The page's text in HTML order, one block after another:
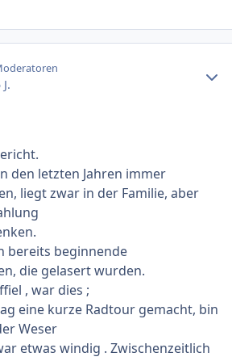
den letzten Jahren immer
liegt zwar in der Familie, aber
bereits beginnende
die gelasert wurden.
, war dies ;
eine kurze Radtour gemacht, bin
Weser
etwas windig . Zwischenzeitlich